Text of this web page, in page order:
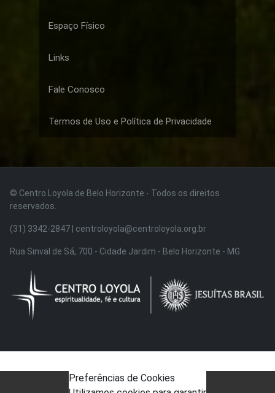
Espaço Físico
Links
Fale Conosco
Termos de Uso e Política de Privacidade
© Centro Loyola de Belo Horizonte · Todos os direitos
reservados.
(31) 3342-2847 | centroloyola@centroloyola.org.br
Rua Sinval de Sá, 700 - Cidade Jardim - Belo Horizonte - MG
Preferências de Cookies